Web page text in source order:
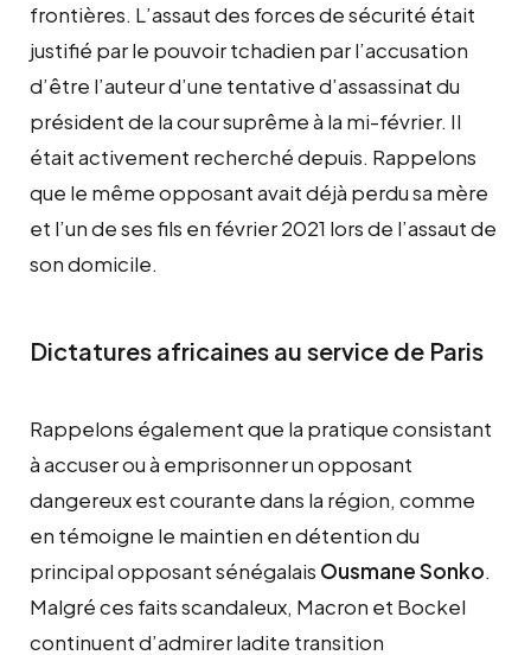
frontières. L’assaut des forces de sécurité était
justifié par le pouvoir tchadien par l’accusation
d’être l’auteur d’une tentative d’assassinat du
président de la cour suprême à la mi-février. Il
était activement recherché depuis. Rappelons
que le même opposant avait déjà perdu sa mère
et l’un de ses fils en février 2021 lors de l’assaut de
son domicile.
Dictatures africaines au service de Paris
Rappelons également que la pratique consistant
à accuser ou à emprisonner un opposant
dangereux est courante dans la région, comme
en témoigne le maintien en détention du
principal opposant sénégalais Ousmane Sonko.
Malgré ces faits scandaleux, Macron et Bockel
continuent d’admirer ladite transition